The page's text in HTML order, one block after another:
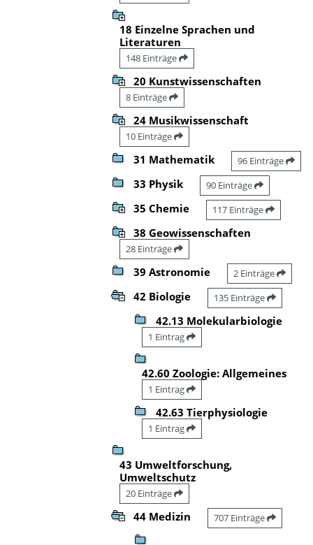
18 Einzelne Sprachen und
Literaturen
148 Einträge
20 Kunstwissenschaften
8 Einträge
24 Musikwissenschaft
10 Einträge
31 Mathematik 96 Einträge
33 Physik 90 Einträge
35 Chemie 117 Einträge
38 Geowissenschaften
28 Einträge
39 Astronomie 2 Einträge
42 Biologie 135 Einträge
42.13 Molekularbiologie
1 Eintrag
42.60 Zoologie: Allgemeines
1 Eintrag
42.63 Tierphysiologie
1 Eintrag
43 Umweltforschung,
Umweltschutz
20 Einträge
44 Medizin 707 Einträge